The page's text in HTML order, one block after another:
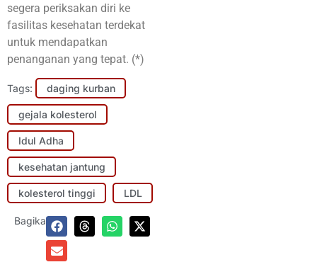
segera periksakan diri ke
fasilitas kesehatan terdekat
untuk mendapatkan
penanganan yang tepat. (*)
Tags: daging kurban
gejala kolesterol
Idul Adha
kesehatan jantung
kolesterol tinggi LDL
Bagikan: